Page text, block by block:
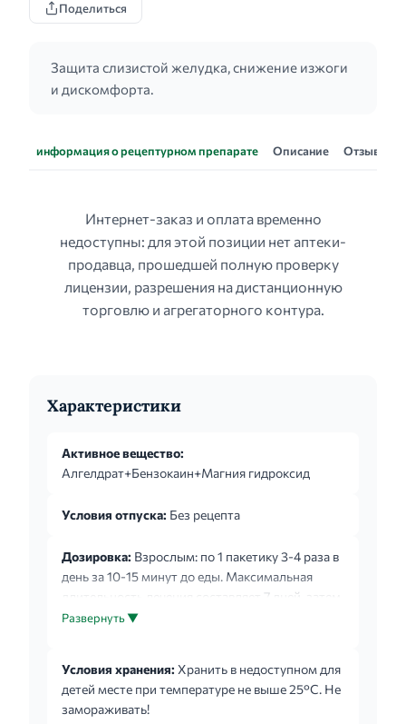
Поделиться
Защита слизистой желудка, снижение изжоги
и дискомфорта.
информация о рецептурном препарате Описание Отзывы
Интернет-заказ и оплата временно
недоступны: для этой позиции нет аптеки-
продавца, прошедшей полную проверку
лицензии, разрешения на дистанционную
торговлю и агрегаторного контура.
Характеристики
Активное вещество:
Алгелдрат+Бензокаин+Магния гидроксид
Условия отпуска: Без рецепта
Дозировка: Взрослым: по 1 пакетику 3-4 раза в
день за 10-15 минут до еды. Максимальная
длительность лечения составляет 7 дней, затем
переходят на лечение препаратом Алмагель. Не
применением суспензию необходимо
тщательно гомогенизировать, разминая и
встряхивая пакетик.
Развернуть ▼
Условия хранения: Хранить в недоступном для
детей месте при температуре не выше 25°С. Не
замораживать!